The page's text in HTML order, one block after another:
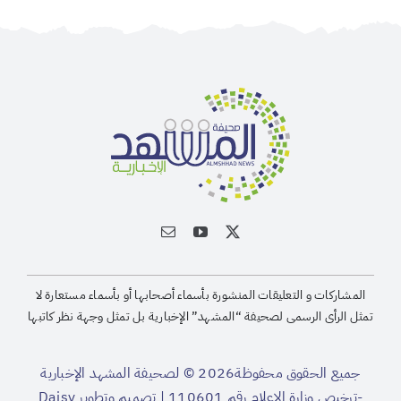
المشاركات و التعليقات المنشورة بأسماء أصحابها أو بأسماء مستعارة لا